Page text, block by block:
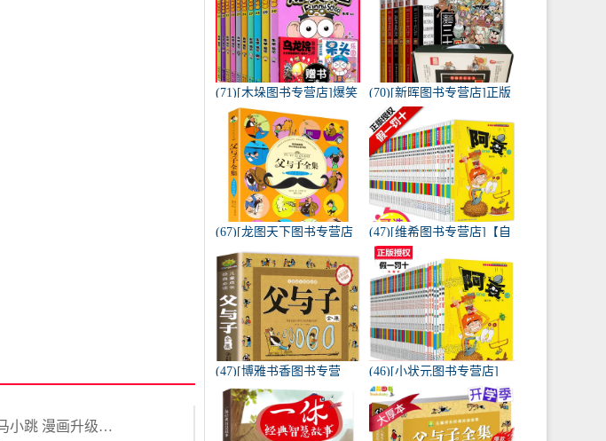
书名:淘气包马小跳 漫画升级版 轰隆隆老师
(71)[木垛图书专营店]爆笑
校园漫画书全套10册月销
量209件仅售65元
(70)[新晖图书专营店]正版
漫画兵法故事 漫画月销量
119件仅售62.3元
(67)[龙图天下图书专营店
漫画书籍]正版父与子全集
注音版适合一年级二年级
月销量55件仅售12.8元
(47)[维希图书专营店]【自
选10本】阿衰大全集月销
量104件仅售68元
(47)[博雅书香图书专营
店]?【品牌大社注音完整
版3月销量2764件仅售12.8
元
(46)[小状元图书专营店]
【可选5册】阿衰漫画全集
月销量259件仅售34元